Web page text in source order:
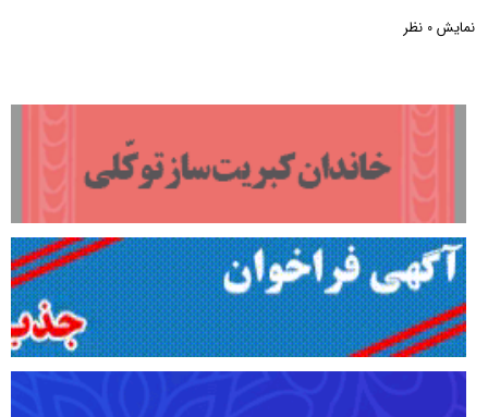
نمایش 0 نظر